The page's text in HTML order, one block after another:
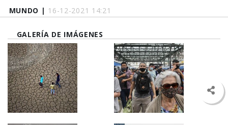
MUNDO | 16-12-2021 14:21
GALERÍA DE IMÁGENES